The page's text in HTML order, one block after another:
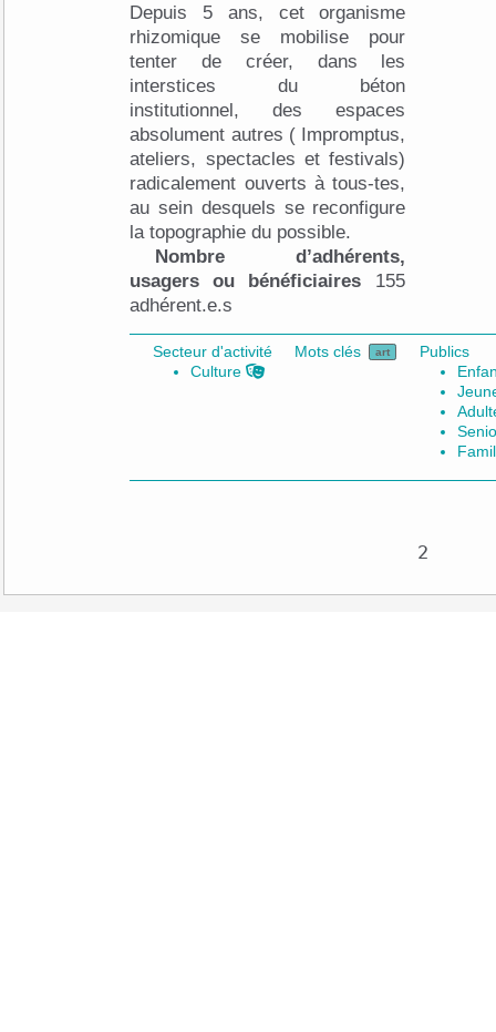
Depuis 5 ans, cet organisme
rhizomique se mobilise pour
tenter de créer, dans les
interstices du béton
institutionnel, des espaces
absolument autres ( Impromptus,
ateliers, spectacles et festivals)
radicalement ouverts à tous-tes,
au sein desquels se reconfigure
la topographie du possible.
Nombre d’adhérents,
usagers ou bénéficiaires 155
adhérent.e.s
Secteur d'activité
Culture
Mots clés art
Publics